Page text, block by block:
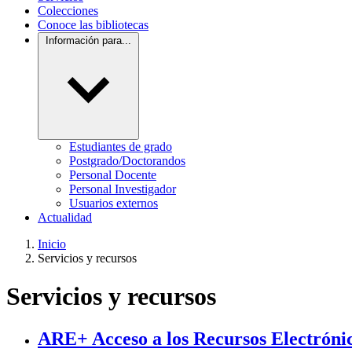
Colecciones
Conoce las bibliotecas
Información para...
Estudiantes de grado
Postgrado/Doctorandos
Personal Docente
Personal Investigador
Usuarios externos
Actualidad
Inicio
Servicios y recursos
Servicios y recursos
ARE+ Acceso a los Recursos